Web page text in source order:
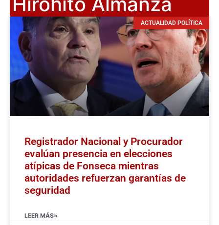
ACTUALIDAD POLÍTICA
Registrador Nacional y Procurador
evalúan presencia en elecciones
atípicas de Fonseca mientras
autoridades refuerzan garantías de
seguridad
LEER MÁS»